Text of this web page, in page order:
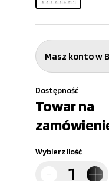
Masz konto w
Dostępność
Towar na
Wybierz ilość